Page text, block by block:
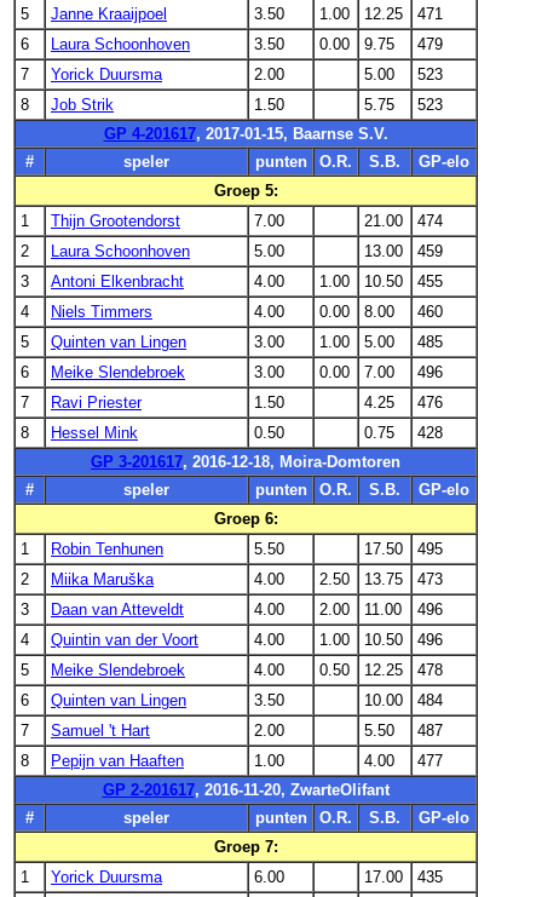
5
Janne Kraaijpoel 3.50 1.00 12.25
471
6
Laura Schoonhoven 3.50 0.00 9.75
479
7
Yorick Duursma 2.00 5.00
523
8
Job Strik 1.50 5.75
523
GP 4-201617, 2017-01-15, Baarnse S.V.
#
speler punten O.R. S.B.
GP-elo
Groep 5:
1
Thijn Grootendorst 7.00 21.00
474
2
Laura Schoonhoven 5.00 13.00
459
3
Antoni Elkenbracht 4.00 1.00 10.50
455
4
Niels Timmers 4.00 0.00 8.00
460
5
Quinten van Lingen 3.00 1.00 5.00
485
6
Meike Slendebroek 3.00 0.00 7.00
496
7
Ravi Priester 1.50 4.25
476
8
Hessel Mink 0.50 0.75
428
GP 3-201617, 2016-12-18, Moira-Domtoren
#
speler punten O.R. S.B.
GP-elo
Groep 6:
1
Robin Tenhunen 5.50 17.50
495
2
Miika Maruška 4.00 2.50 13.75
473
3
Daan van Atteveldt 4.00 2.00 11.00
496
4
Quintin van der Voort 4.00 1.00 10.50
496
5
Meike Slendebroek 4.00 0.50 12.25
478
6
Quinten van Lingen 3.50 10.00
484
7
Samuel 't Hart 2.00 5.50
487
8
Pepijn van Haaften 1.00 4.00
477
GP 2-201617, 2016-11-20, ZwarteOlifant
#
speler punten O.R. S.B.
GP-elo
Groep 7:
1
Yorick Duursma 6.00 17.00
435